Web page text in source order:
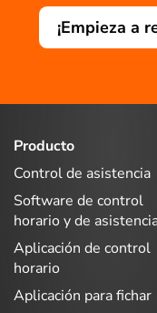
¡Empieza a
Producto
Control de asistencia
Software de control
horario y de
Aplicación de control
horario
Aplicación para fichar